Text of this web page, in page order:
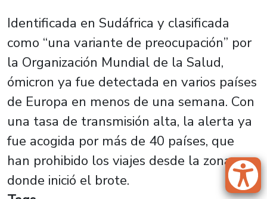
Identificada en Sudáfrica y clasificada
como “una variante de preocupación” por
la Organización Mundial de la Salud,
ómicron ya fue detectada en varios países
de Europa en menos de una semana. Con
una tasa de transmisión alta, la alerta ya
fue acogida por más de 40 países, que
han prohibido los viajes desde la zona
donde inició el brote.